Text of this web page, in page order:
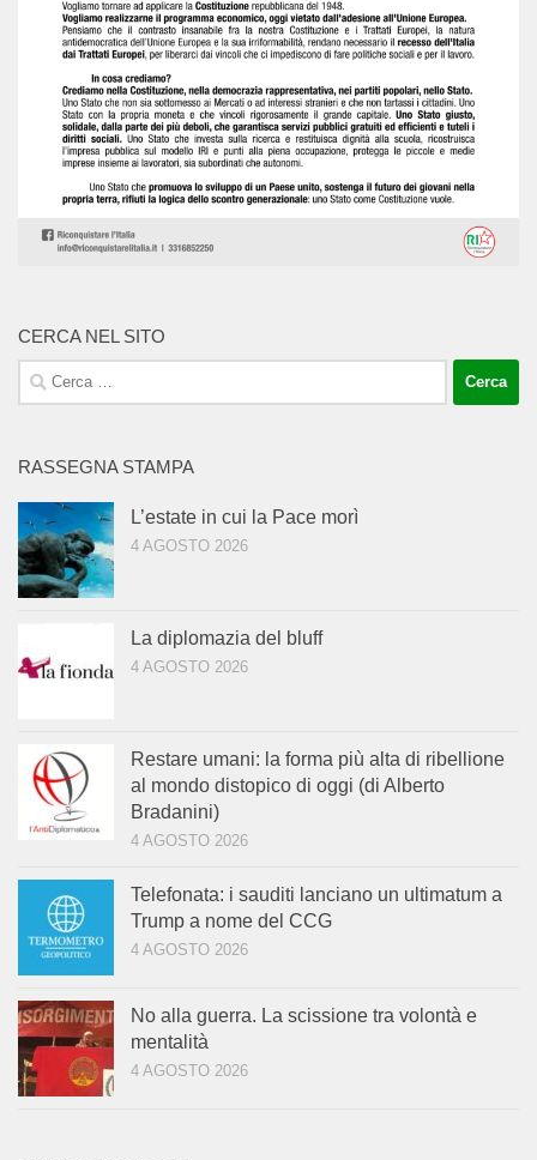
CERCA NEL SITO
Ricerca
per:
RASSEGNA STAMPA
L’estate in cui la Pace morì
4 AGOSTO 2026
La diplomazia del bluff
4 AGOSTO 2026
Restare umani: la forma più alta di ribellione
al mondo distopico di oggi (di Alberto
Bradanini)
4 AGOSTO 2026
Telefonata: i sauditi lanciano un ultimatum a
Trump a nome del CCG
4 AGOSTO 2026
No alla guerra. La scissione tra volontà e
mentalità
4 AGOSTO 2026